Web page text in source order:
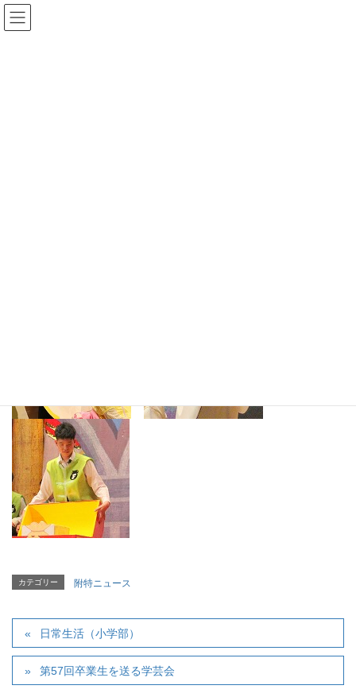
カテゴリー 附特ニュース
日常生活（小学部）
第57回卒業生を送る学芸会